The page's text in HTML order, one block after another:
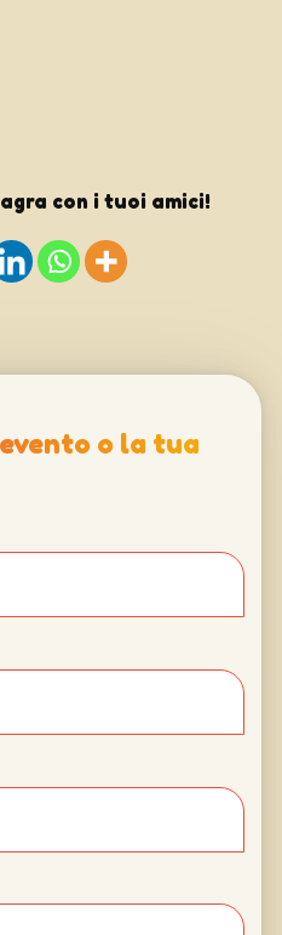
con i tuoi amici!
o la tua